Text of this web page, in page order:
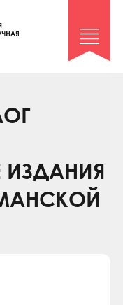
ИЗДАНИЯ